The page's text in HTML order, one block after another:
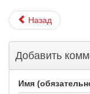
Назад
Добавить
Имя